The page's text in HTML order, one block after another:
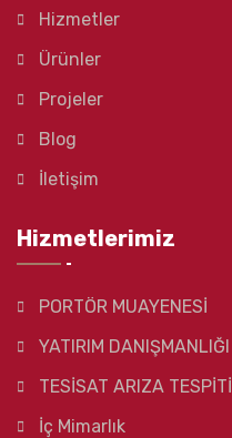
Hizmetler
Ürünler
Projeler
Blog
İletişim
Hizmetlerimiz
PORTÖR MUAYENESİ
YATIRIM DANIŞMANLIĞI
TESİSAT ARIZA TESPİTİ
İç Mimarlık